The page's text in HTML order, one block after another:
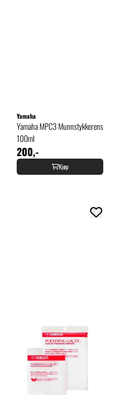
Yamaha
Yamaha MPC3 Munnstykkerens
100ml
200,-
Kjøp